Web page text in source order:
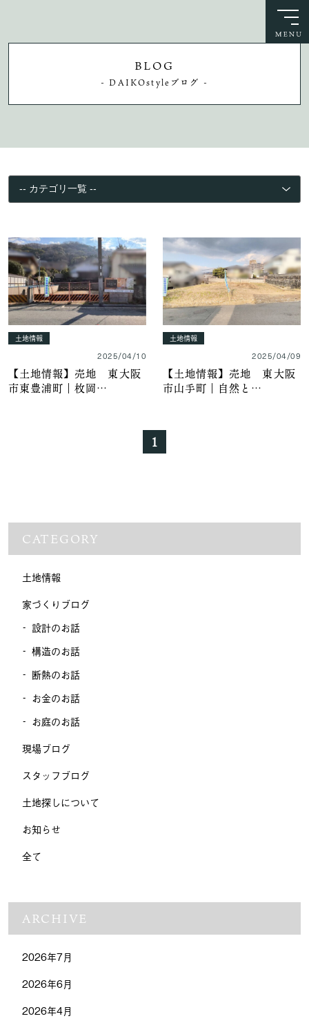
BLOG
- DAIKOstyleブログ -
土地情報
2025/04/10
【土地情報】売地 東大阪
市東豊浦町｜枚岡…
土地情報
2025/04/09
【土地情報】売地 東大阪
市山手町｜自然と…
1
CATEGORY
土地情報
家づくりブログ
設計のお話
構造のお話
断熱のお話
お金のお話
お庭のお話
現場ブログ
スタッフブログ
土地探しについて
お知らせ
全て
ARCHIVE
2026年7月
2026年6月
2026年4月